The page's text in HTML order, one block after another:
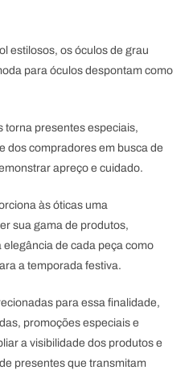
estilosos, os óculos de grau
para óculos despontam como
torna presentes especiais,
dos compradores em busca de
apreço e cuidado.
às óticas uma
sua gama de produtos,
de cada peça como
a temporada festiva.
para essa finalidade,
promoções especiais e
a visibilidade dos produtos e
presentes que transmitam